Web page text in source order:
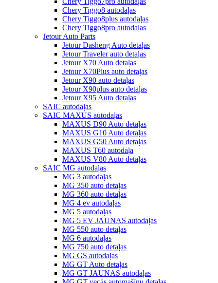
Chery Tiggo8 autodaļas
Chery Tiggo8plus autodaļas
Chery Tiggo8pro autodaļas
Jetour Auto Parts
Jetour Dasheng Auto detaļas
Jetour Traveler auto detaļas
Jetour X70 Auto detaļas
Jetour X70Plus auto detaļas
Jetour X90 auto detaļas
Jetour X90plus auto detaļas
Jetour X95 Auto detaļas
SAIC autodaļas
SAIC MAXUS autodaļas
MAXUS D90 Auto detaļas
MAXUS G10 Auto detaļas
MAXUS G50 Auto detaļas
MAXUS T60 autodaļa
MAXUS V80 Auto detaļas
SAIC MG autodaļas
MG 3 autodaļas
MG 350 auto detaļas
MG 360 auto detaļas
MG 4 ev autodaļas
MG 5 autodaļas
MG 5 EV JAUNAS autodaļas
MG 550 auto detaļas
MG 6 autodaļas
MG 750 auto detaļas
MG GS autodaļas
MG GT Auto detaļas
MG GT JAUNAS autodaļas